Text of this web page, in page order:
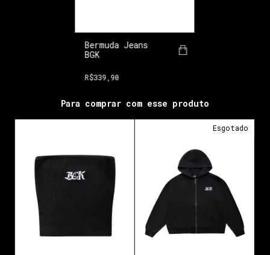
Bermuda Jeans
BGK
R$339,90
Para comprar com esse produto
Esgotado